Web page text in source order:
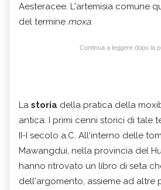
Aesteracee. L'artemisia comune
del termine moxa.
Continua a leggere dopo la
La storia della pratica della
antica. I primi cenni storici di tale
II-I secolo a.C. All'interno delle
Mawangdui, nella provincia del
hanno ritrovato un libro di seta
dell'argomento, assieme ad altre